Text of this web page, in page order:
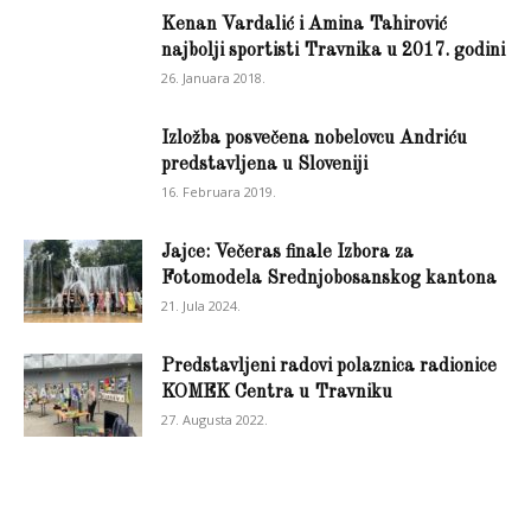
Kenan Vardalić i Amina Tahirović
najbolji sportisti Travnika u 2017. godini
26. Januara 2018.
Izložba posvečena nobelovcu Andriću
predstavljena u Sloveniji
16. Februara 2019.
Jajce: Večeras finale Izbora za
Fotomodela Srednjobosanskog kantona
21. Jula 2024.
Predstavljeni radovi polaznica radionice
KOMEK Centra u Travniku
27. Augusta 2022.